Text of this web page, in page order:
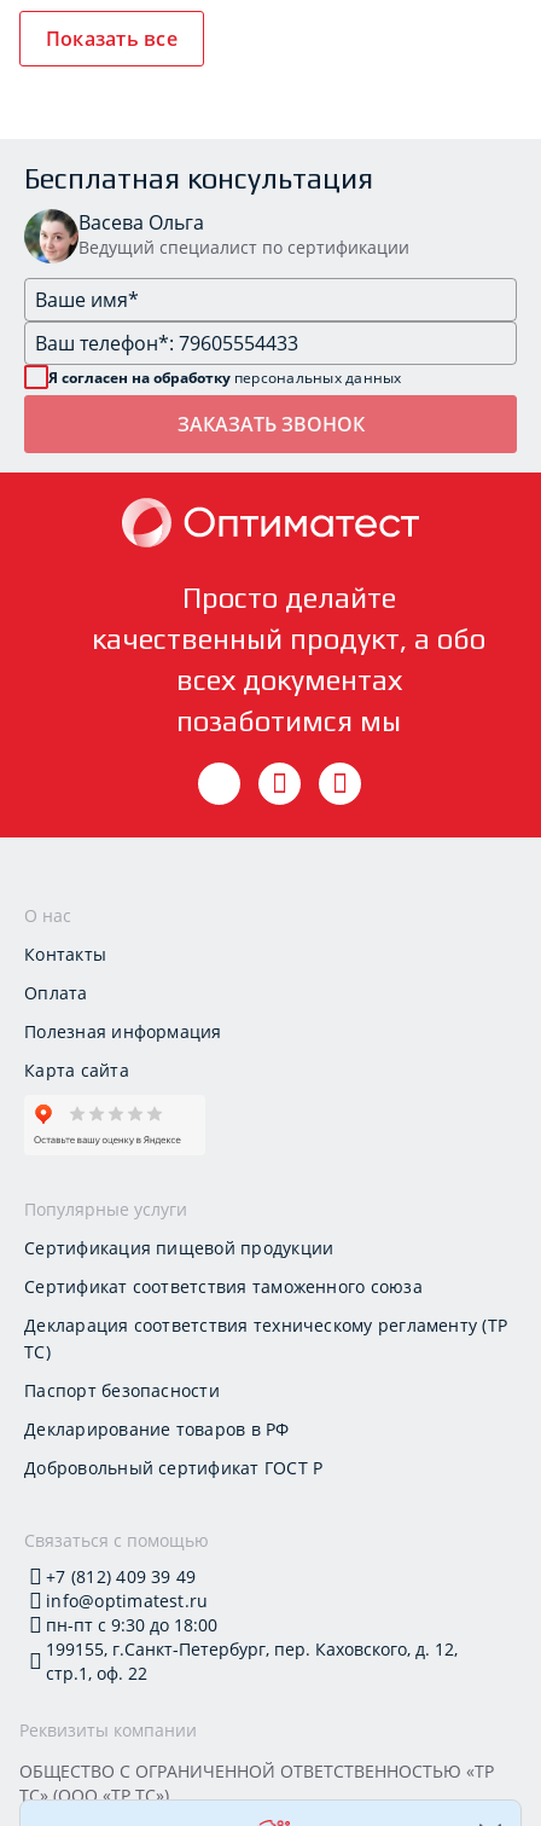
Показать все
Бесплатная консультация
Васева Ольга
Ведущий специалист по сертификации
Я согласен на обработку персональных данных
Просто делайте
качественный продукт, а обо
всех документах
позаботимся мы
О нас
Контакты
Оплата
Полезная информация
Карта сайта
Популярные услуги
Сертификация пищевой продукции
Сертификат соответствия таможенного союза
Декларация соответствия техническому регламенту (ТР
ТС)
Паспорт безопасности
Декларирование товаров в РФ
Добровольный сертификат ГОСТ Р
Связаться с помощью
+7 (812) 409 39 49
info@optimatest.ru
пн-пт с 9:30 до 18:00
199155, г.Санкт-Петербург, пер. Каховского, д. 12,
стр.1, оф. 22
Реквизиты компании
ОБЩЕСТВО С ОГРАНИЧЕННОЙ ОТВЕТСТВЕННОСТЬЮ «ТР
ТС» (ООО «ТР ТС»)
Юридический адрес: 199155, г. Санкт-Петербург, пер.